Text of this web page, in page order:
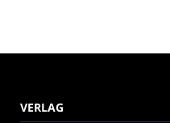
VERLAG